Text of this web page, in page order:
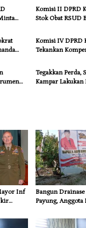
Infrastruktur
Kebutuhan Dasar
Dihati
Komisi II DPRD
Stok Obat RSUD
Komisi IV DPRD
Tekankan
Tegakkan Perda,
Kampar Lakukan
Inf
Bangun
Payung, Anggota
Infrastruktur